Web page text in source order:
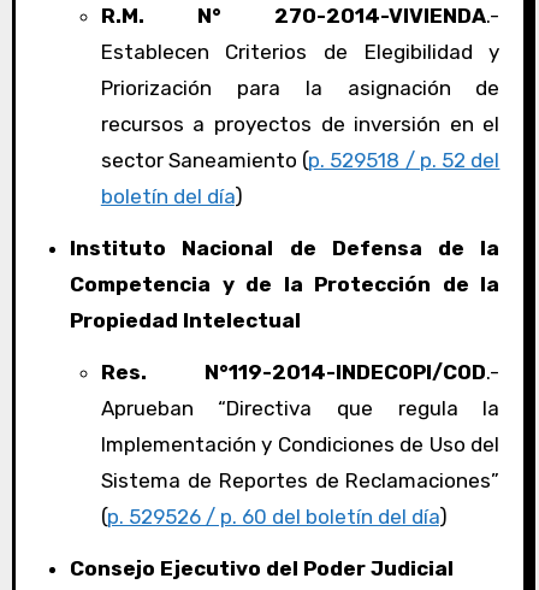
R.M. N° 270-2014-VIVIENDA.-
Establecen Criterios de Elegibilidad y
Priorización para la asignación de
recursos a proyectos de inversión en el
sector Saneamiento (p. 529518 / p. 52 del
boletín del día)
Instituto Nacional de Defensa de la
Competencia y de la Protección de la
Propiedad Intelectual
Res. N°119-2014-INDECOPI/COD.-
Aprueban “Directiva que regula la
Implementación y Condiciones de Uso del
Sistema de Reportes de Reclamaciones”
(p. 529526 / p. 60 del boletín del día)
Consejo Ejecutivo del Poder Judicial